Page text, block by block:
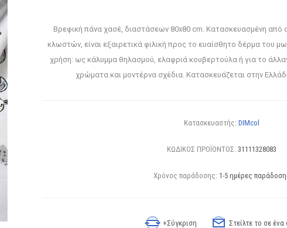
Βρεφική πάνα χασέ, διαστάσεων 80x80 cm. Κατασκευασμένη από
κλωστών, είναι εξαιρετικά φιλική προς το ευαίσθητο δέρμα του
χρήση: ως κάλυμμα θηλασμού, ελαφριά κουβερτούλα ή για το
χρώματα και μοντέρνα σχέδια. Κατασκευάζεται στην
Κατασκευαστής: DIMcol
ΚΩΔΙΚΟΣ ΠΡΟΪΟΝΤΟΣ: 31111328083
Χρόνος παράδοσης: 1-5 ημέρες
+Σύγκριση Στείλτε το σε ένα